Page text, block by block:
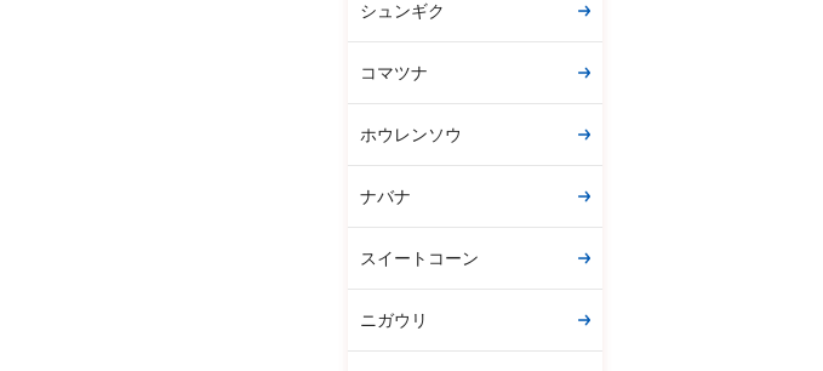
シュンギク
コマツナ
ホウレンソウ
ナバナ
スイートコーン
ニガウリ